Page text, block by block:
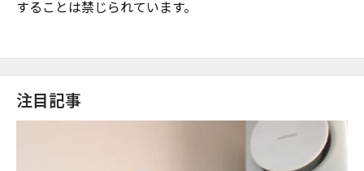
することは禁じられています。
注目記事